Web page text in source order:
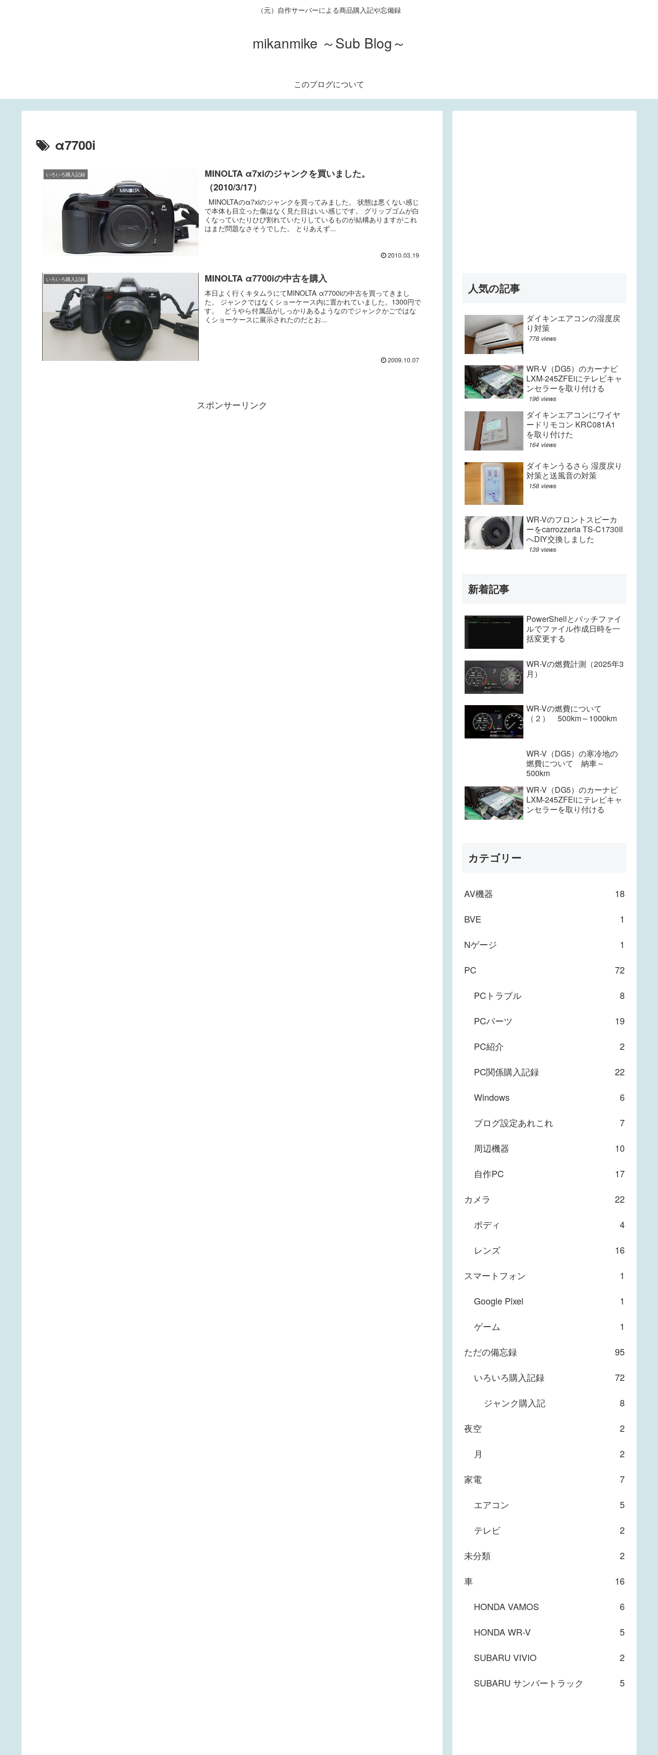
（元）自作サーバーによる商品購入記や忘備録
mikanmike ～Sub Blog～
このブログについて
α7700i
いろいろ購入記録
MINOLTA α7xiのジャンクを買いました。
（2010/3/17）
MINOLTAのα7xiのジャンクを買ってみました。 状態は悪くない感じ
で本体も目立った傷はなく見た目はいい感じです。 グリップゴムが白
くなっていたりひび割れていたりしているものが結構ありますがこれ
はまだ問題なさそうでした。 とりあえず...
2010.03.19
いろいろ購入記録 MINOLTA α7700iの中古を購入
本日よく行くキタムラにてMINOLTA α7700iの中古を買ってきまし
た。 ジャンクではなくショーケース内に置かれていました。1300円で
す。 どうやら付属品がしっかりあるようなのでジャンクかごではな
くショーケースに展示されたのだとお...
2009.10.07
スポンサーリンク
人気の記事
ダイキンエアコンの湿度戻
り対策
778 views
WR-V（DG5）のカーナビ
LXM-245ZFEiにテレビキャ
ンセラーを取り付ける
196 views
ダイキンエアコンにワイヤ
ードリモコン KRC081A1
を取り付けた
164 views
ダイキンうるさら 湿度戻り
対策と送風音の対策
158 views
WR-Vのフロントスピーカ
ーをcarrozzeria TS-C1730II
へDIY交換しました
139 views
新着記事
PowerShellとバッチファイ
ルでファイル作成日時を一
括変更する
WR-Vの燃費計測（2025年3
月）
WR-Vの燃費について
（２） 500km～1000km
WR-V（DG5）の寒冷地の
燃費について 納車～
500km
WR-V（DG5）のカーナビ
LXM-245ZFEiにテレビキャ
ンセラーを取り付ける
カテゴリー
AV機器
18
BVE
1
Nゲージ
1
PC
72
PCトラブル
8
PCパーツ
19
PC紹介
2
PC関係購入記録
22
Windows
6
ブログ設定あれこれ
7
周辺機器
10
自作PC
17
カメラ
22
ボディ
4
レンズ
16
スマートフォン
1
Google Pixel
1
ゲーム
1
ただの備忘録
95
いろいろ購入記録
72
ジャンク購入記
8
夜空
2
月
2
家電
7
エアコン
5
テレビ
2
未分類
2
車
16
HONDA VAMOS
6
HONDA WR-V
5
SUBARU VIVIO
2
SUBARU サンバートラック
5